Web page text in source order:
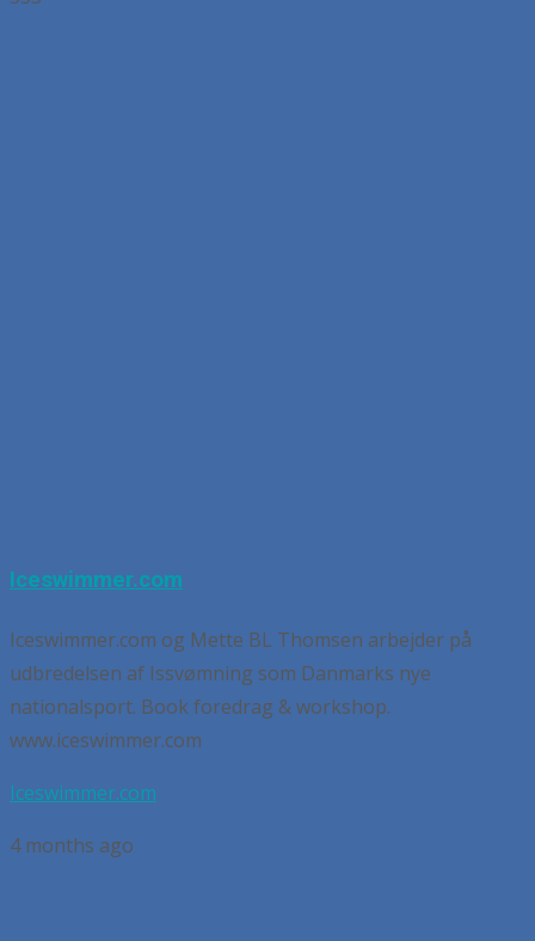
Iceswimmer.com
Iceswimmer.com og Mette BL Thomsen arbejder på
udbredelsen af Issvømning som Danmarks nye
nationalsport. Book foredrag & workshop.
www.iceswimmer.com
Iceswimmer.com
4 months ago